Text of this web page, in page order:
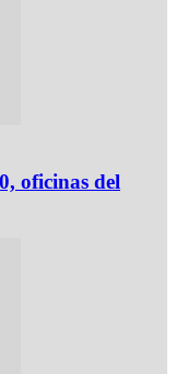
oficinas del